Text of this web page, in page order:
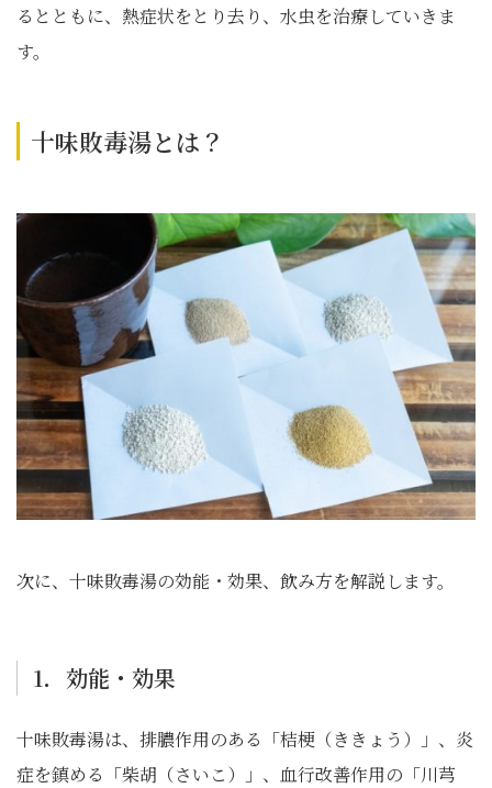
るとともに、熱症状をとり去り、水虫を治療していきま
す。
十味敗毒湯とは？
次に、十味敗毒湯の効能・効果、飲み方を解説します。
1．効能・効果
十味敗毒湯は、排膿作用のある「桔梗（ききょう）」、炎
症を鎮める「柴胡（さいこ）」、血行改善作用の「川芎